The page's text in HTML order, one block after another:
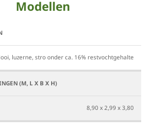
Modellen
luzerne, stro onder ca. 16% restvochtgehalte
8,90 x 2,99 x 3,80